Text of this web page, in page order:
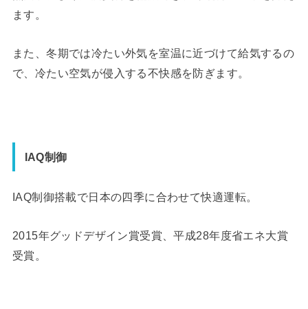
ます。
また、冬期では冷たい外気を室温に近づけて給気するの
で、冷たい空気が侵入する不快感を防ぎます。
IAQ制御
IAQ制御搭載で日本の四季に合わせて快適運転。
2015年グッドデザイン賞受賞、平成28年度省エネ大賞
受賞。